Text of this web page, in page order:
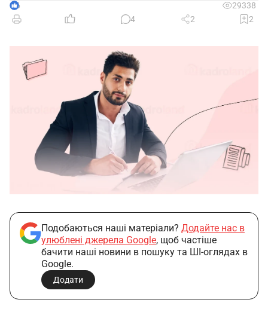
6
29338
4
2 2
Подобаються наші матеріали? Додайте нас в
улюблені джерела Google, щоб частіше
бачити наші новини в пошуку та ШІ-оглядах в
Google.
Додати